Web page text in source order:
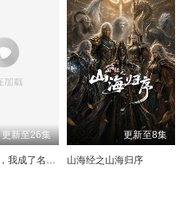
更新至26集
重生警犬后，我成了名侦探
更新至8集
山海经之山海归序